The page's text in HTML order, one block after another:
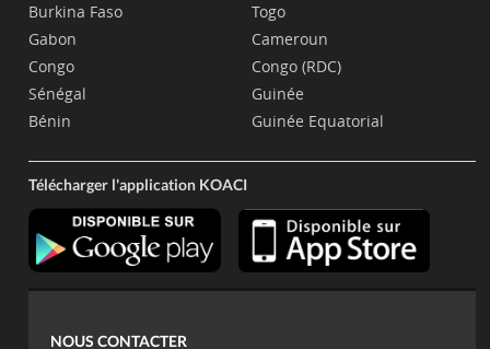
Burkina Faso
Gabon
Congo
Sénégal
Bénin
Togo
Cameroun
Congo (RDC)
Guinée
Guinée Equatorial
Télécharger l'application KOACI
NOUS CONTACTER